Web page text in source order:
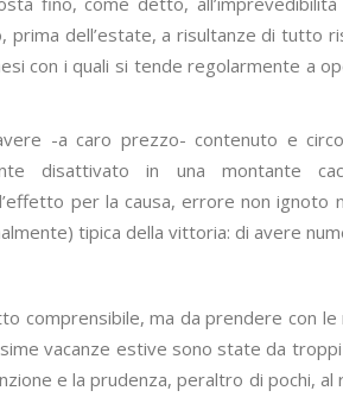
prima dell’estate, a risultanze di tutto
con i quali si tende regolarmente a
-a caro prezzo- contenuto e
disattivato in una montante
per la causa, errore non ignoto
tipica della vittoria: di avere
comprensibile, ma da prendere con
vacanze estive sono state da
e la prudenza, peraltro di pochi,